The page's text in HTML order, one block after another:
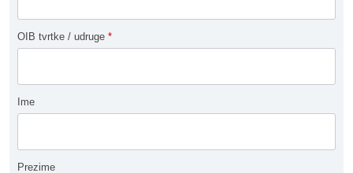
OIB tvrtke / udruge *
Ime
Prezime